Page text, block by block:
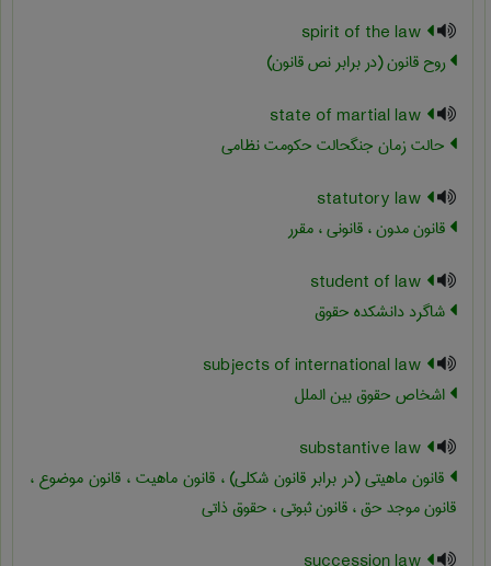
روح قانون (در برابر نص قانون)
حالت زمان جنگحالت حکومت نظامی
قانون مدون ، قانونی ، مقرر
شاگرد دانشکده حقوق
اشخاص حقوق بین الملل
قانون ماهیتی (در برابر قانون شکلی) ، قانون ماهیت ، قانون موضوع ،
قانون موجد حق ، قانون ثبوتی ، حقوق ذاتی